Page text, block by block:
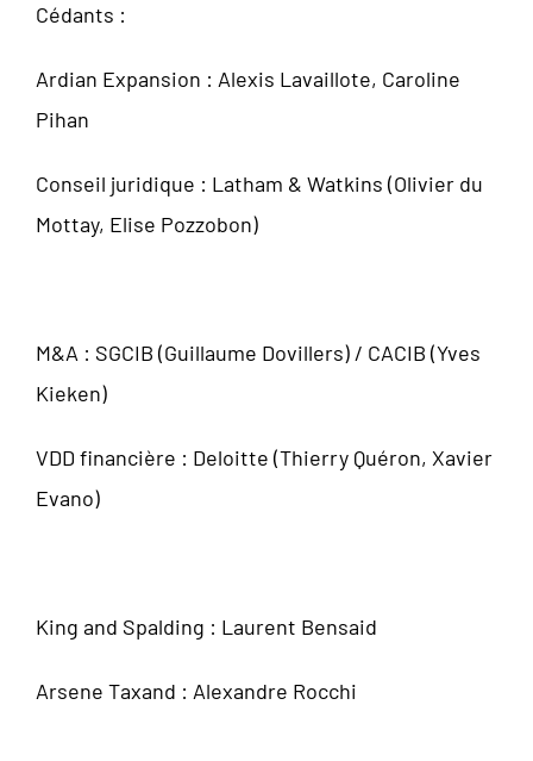
Cédants :
Ardian Expansion : Alexis Lavaillote, Caroline
Pihan
Conseil juridique : Latham & Watkins (Olivier du
Mottay, Elise Pozzobon)
M&A : SGCIB (Guillaume Dovillers) / CACIB (Yves
Kieken)
VDD financière : Deloitte (Thierry Quéron, Xavier
Evano)
King and Spalding : Laurent Bensaid
Arsene Taxand : Alexandre Rocchi